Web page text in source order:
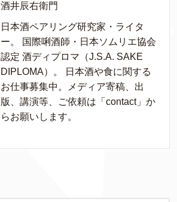
酒井辰右衛門
日本酒ペアリング研究家・ライタ
ー。 国際唎酒師・日本ソムリエ協会
認定 酒ディプロマ（J.S.A. SAKE
DIPLOMA）。 日本酒や食に関する
お仕事募集中。メディア寄稿、出
版、講演等、ご依頼は「contact」か
らお願いします。